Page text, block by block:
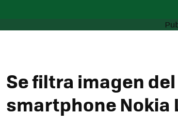
Se filtra imagen
smartphone Nokia